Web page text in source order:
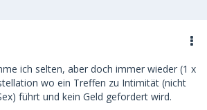
man es in Worte fassen mag ?
ist meine Frage, auch an euch.
ich selten, aber doch immer wieder (1 x
wo ein Treffen zu Intimität (nicht
führt und kein Geld gefordert wird.